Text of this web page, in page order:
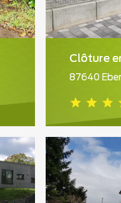
Clôture
87640